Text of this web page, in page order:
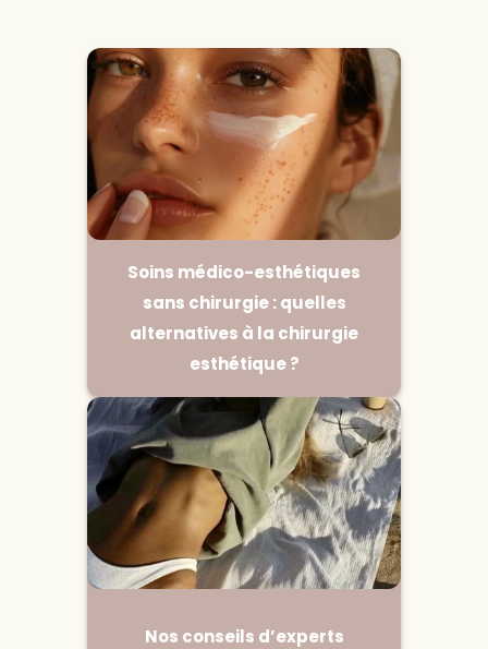
Soins médico-esthétiques
sans chirurgie : quelles
alternatives à la chirurgie
esthétique ?
Nos conseils d’experts